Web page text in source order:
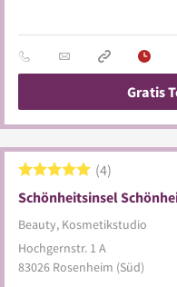
Gratis
Schönheitsinsel
Beauty, Kosmetikstudio
4
Hochgernstr. 1 A
83026 Rosenheim (Süd)